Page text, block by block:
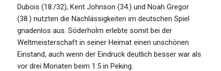
Dubois (18./32), Kent Johnson (34.) und Noah Gregor
(38.) nutzten die Nachlässigkeiten im deutschen Spiel
gnadenlos aus. Söderholm erlebte somit bei der
Weltmeisterschaft in seiner Heimat einen unschönen
Einstand, auch wenn der Eindruck deutlich besser war als
vor drei Monaten beim 1:5 in Peking.